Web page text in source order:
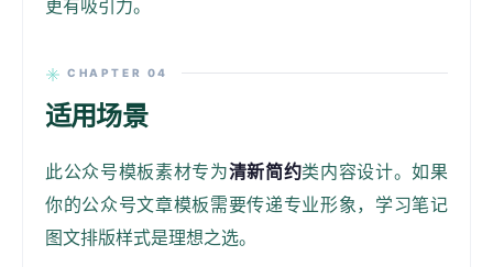
更有吸引力。
CHAPTER 04
适用场景
此公众号模板素材专为清新简约类内容设计。如果
你的公众号文章模板需要传递专业形象，学习笔记
图文排版样式是理想之选。